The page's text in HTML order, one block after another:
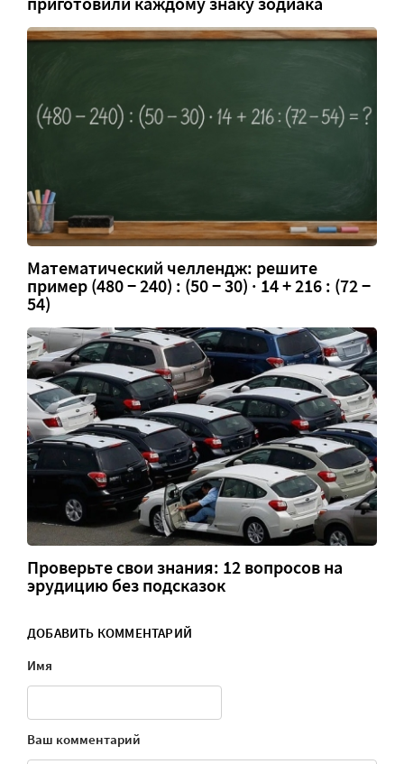
Математический челлендж: решите
пример (480 − 240) : (50 − 30) · 14 + 216 : (72 −
54)
Проверьте свои знания: 12 вопросов на
эрудицию без подсказок
ДОБАВИТЬ КОММЕНТАРИЙ
Имя
Ваш комментарий